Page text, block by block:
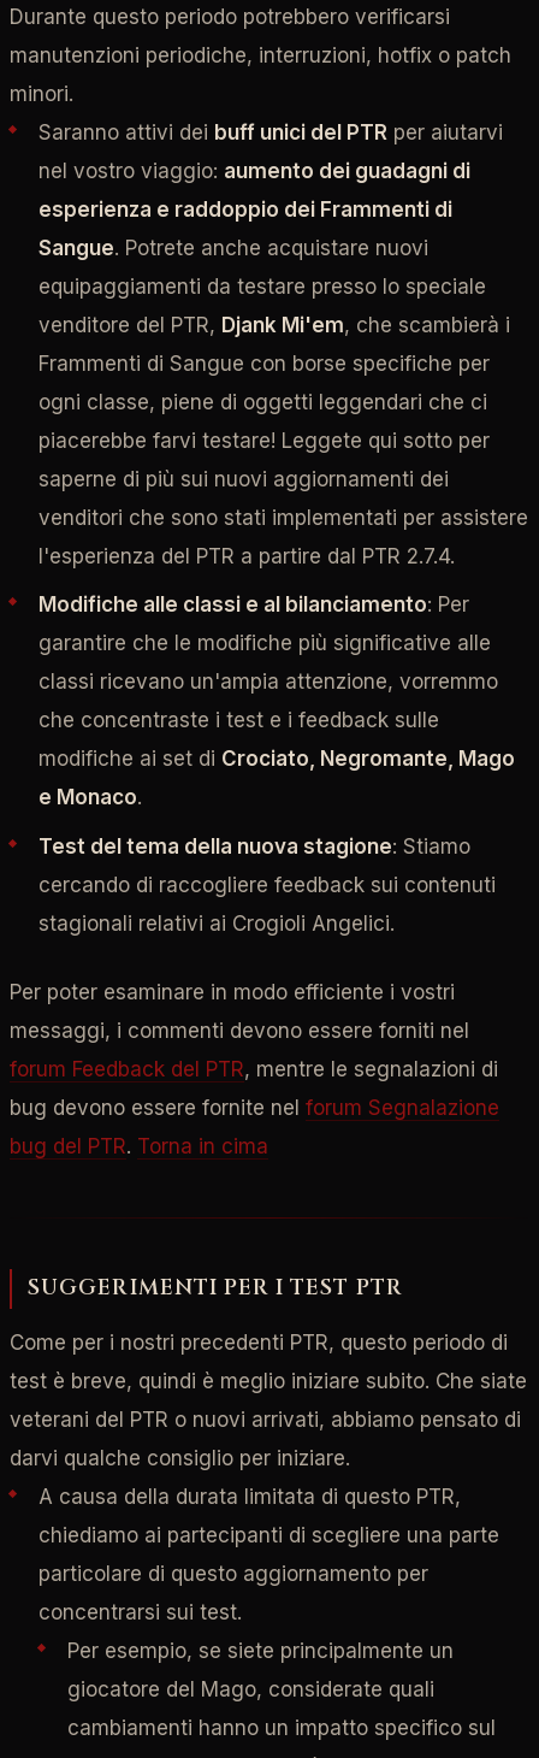
Durante questo periodo potrebbero verificarsi
manutenzioni periodiche, interruzioni, hotfix o patch
minori.
Saranno attivi dei buff unici del PTR per aiutarvi
nel vostro viaggio: aumento dei guadagni di
esperienza e raddoppio dei Frammenti di
Sangue. Potrete anche acquistare nuovi
equipaggiamenti da testare presso lo speciale
venditore del PTR, Djank Mi'em, che scambierà i
Frammenti di Sangue con borse specifiche per
ogni classe, piene di oggetti leggendari che ci
piacerebbe farvi testare! Leggete qui sotto per
saperne di più sui nuovi aggiornamenti dei
venditori che sono stati implementati per assistere
l'esperienza del PTR a partire dal PTR 2.7.4.
Modifiche alle classi e al bilanciamento: Per
garantire che le modifiche più significative alle
classi ricevano un'ampia attenzione, vorremmo
che concentraste i test e i feedback sulle
modifiche ai set di Crociato, Negromante, Mago
e Monaco.
Test del tema della nuova stagione: Stiamo
cercando di raccogliere feedback sui contenuti
stagionali relativi ai Crogioli Angelici.
Per poter esaminare in modo efficiente i vostri
messaggi, i commenti devono essere forniti nel
forum Feedback del PTR, mentre le segnalazioni di
bug devono essere fornite nel forum Segnalazione
bug del PTR. Torna in cima
SUGGERIMENTI PER I TEST PTR
Come per i nostri precedenti PTR, questo periodo di
test è breve, quindi è meglio iniziare subito. Che siate
veterani del PTR o nuovi arrivati, abbiamo pensato di
darvi qualche consiglio per iniziare.
A causa della durata limitata di questo PTR,
chiediamo ai partecipanti di scegliere una parte
particolare di questo aggiornamento per
concentrarsi sui test.
Per esempio, se siete principalmente un
giocatore del Mago, considerate quali
cambiamenti hanno un impatto specifico sul